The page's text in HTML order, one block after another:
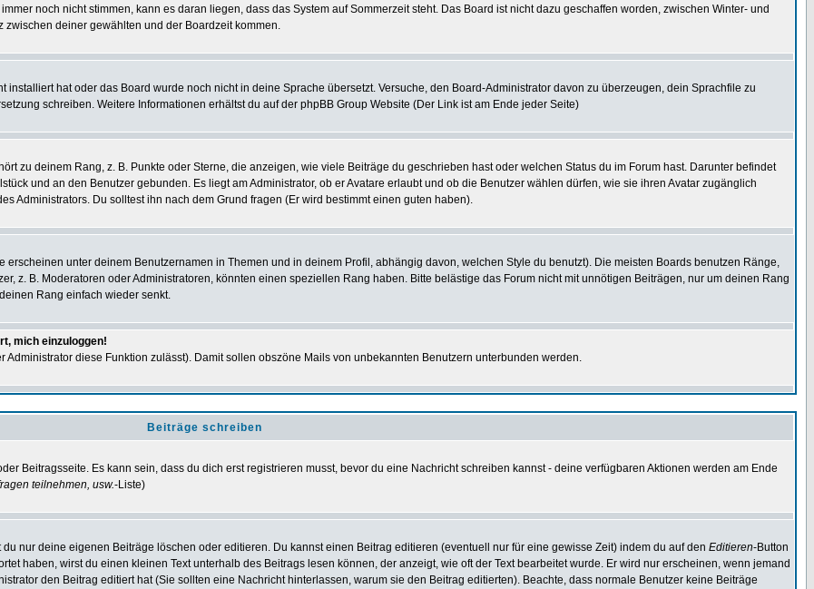
noch nicht stimmen, kann es daran liegen, dass das System auf Sommerzeit steht. Das Board ist nicht dazu geschaffen worden, zwischen Winter- und
deiner gewählten und der Boardzeit kommen.
hat oder das Board wurde noch nicht in deine Sprache übersetzt. Versuche, den Board-Administrator davon zu überzeugen, dein Sprachfile zu
schreiben. Weitere Informationen erhältst du auf der phpBB Group Website (Der Link ist am Ende jeder Seite)
zu deinem Rang, z. B. Punkte oder Sterne, die anzeigen, wie viele Beiträge du geschrieben hast oder welchen Status du im Forum hast. Darunter befindet
und an den Benutzer gebunden. Es liegt am Administrator, ob er Avatare erlaubt und ob die Benutzer wählen dürfen, wie sie ihren Avatar zugänglich
Administrators. Du solltest ihn nach dem Grund fragen (Er wird bestimmt einen guten haben).
unter deinem Benutzernamen in Themen und in deinem Profil, abhängig davon, welchen Style du benutzt). Die meisten Boards benutzen Ränge,
z. B. Moderatoren oder Administratoren, könnten einen speziellen Rang haben. Bitte belästige das Forum nicht mit unnötigen Beiträgen, nur um deinen Rang
Rang einfach wieder senkt.
mich einzuloggen!
diese Funktion zulässt). Damit sollen obszöne Mails von unbekannten Benutzern unterbunden werden.
Beiträge schreiben
Beitragsseite. Es kann sein, dass du dich erst registrieren musst, bevor du eine Nachricht schreiben kannst - deine verfügbaren Aktionen werden am Ende
teilnehmen, usw.-Liste)
nur deine eigenen Beiträge löschen oder editieren. Du kannst einen Beitrag editieren (eventuell nur für eine gewisse Zeit) indem du auf den Editieren-Button
haben, wirst du einen kleinen Text unterhalb des Beitrags lesen können, der anzeigt, wie oft der Text bearbeitet wurde. Er wird nur erscheinen, wenn jemand
den Beitrag editiert hat (Sie sollten eine Nachricht hinterlassen, warum sie den Beitrag editierten). Beachte, dass normale Benutzer keine Beiträge